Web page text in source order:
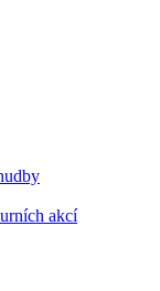
akcí